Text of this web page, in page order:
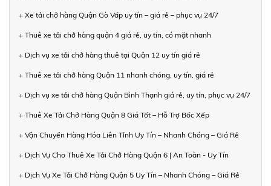
+ Xe tải chở hàng Quận Gò Vấp uy tín – giá rẻ – phục vụ 24/7
+ Thuê xe tải chở hàng quận 4 giá rẻ, uy tín, có mặt nhanh
+ Dịch vụ xe tải chở hàng thuê tại Quận 12 uy tín giá rẻ
+ Thuê xe tải chở hàng Quận 11 nhanh chóng, uy tín, giá rẻ
+ Dịch vụ xe tải chở hàng Quận Bình Thạnh giá rẻ, uy tín, phục vụ 24/7
+ Thuê Xe Tải Chở Hàng Quận 8 Giá Tốt – Hỗ Trợ Bốc Xếp
+ Vận Chuyển Hàng Hóa Liên Tỉnh Uy Tín – Nhanh Chóng – Giá Rẻ
+ Dịch Vụ Cho Thuê Xe Tải Chở Hàng Quận 6 | An Toàn - Uy Tín
+ Dịch Vụ Xe Tải Chở Hàng Quận 5 Uy Tín – Nhanh Chóng – Giá Rẻ